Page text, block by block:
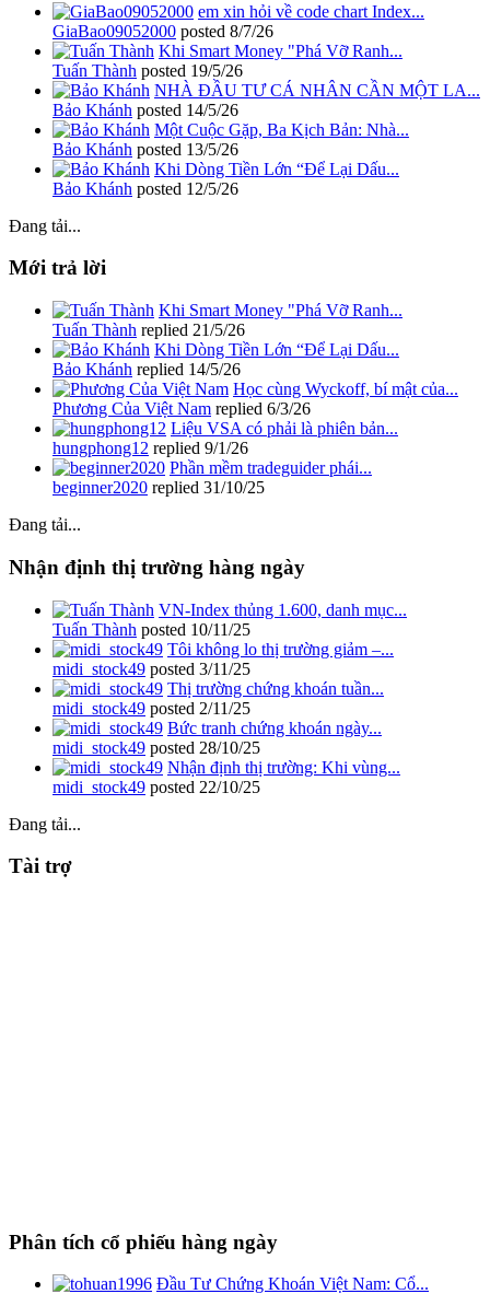
em xin hỏi về code chart Index...
GiaBao09052000 posted 8/7/26
Khi Smart Money "Phá Vỡ Ranh...
Tuấn Thành posted 19/5/26
NHÀ ĐẦU TƯ CÁ NHÂN CẦN MỘT LA...
Bảo Khánh posted 14/5/26
Một Cuộc Gặp, Ba Kịch Bản: Nhà...
Bảo Khánh posted 13/5/26
Khi Dòng Tiền Lớn “Để Lại Dấu...
Bảo Khánh posted 12/5/26
Đang tải...
Mới trả lời
Khi Smart Money "Phá Vỡ Ranh...
Tuấn Thành replied 21/5/26
Khi Dòng Tiền Lớn “Để Lại Dấu...
Bảo Khánh replied 14/5/26
Học cùng Wyckoff, bí mật của...
Phương Của Việt Nam replied 6/3/26
Liệu VSA có phải là phiên bản...
hungphong12 replied 9/1/26
Phần mềm tradeguider phái...
beginner2020 replied 31/10/25
Đang tải...
Nhận định thị trường hàng ngày
VN-Index thủng 1.600, danh mục...
Tuấn Thành posted 10/11/25
Tôi không lo thị trường giảm –...
midi_stock49 posted 3/11/25
Thị trường chứng khoán tuần...
midi_stock49 posted 2/11/25
Bức tranh chứng khoán ngày...
midi_stock49 posted 28/10/25
Nhận định thị trường: Khi vùng...
midi_stock49 posted 22/10/25
Đang tải...
Tài trợ
Phân tích cổ phiếu hàng ngày
Đầu Tư Chứng Khoán Việt Nam: Cổ...